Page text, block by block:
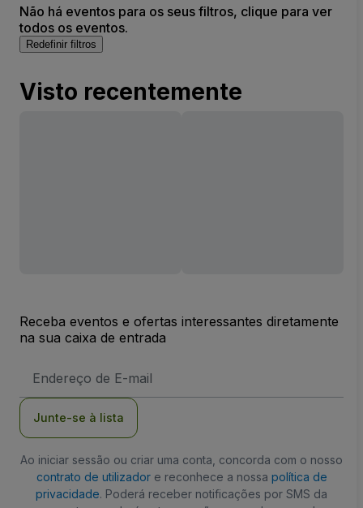
Não há eventos para os seus filtros, clique para ver
todos os eventos.
Redefinir filtros
Visto recentemente
Receba eventos e ofertas interessantes diretamente
na sua caixa de entrada
de
Junte-se à lista
Ao iniciar sessão ou criar uma conta, concorda com o nosso
contrato de utilizadore reconhece a nossa política de
privacidade. Poderá receber notificações por SMS da